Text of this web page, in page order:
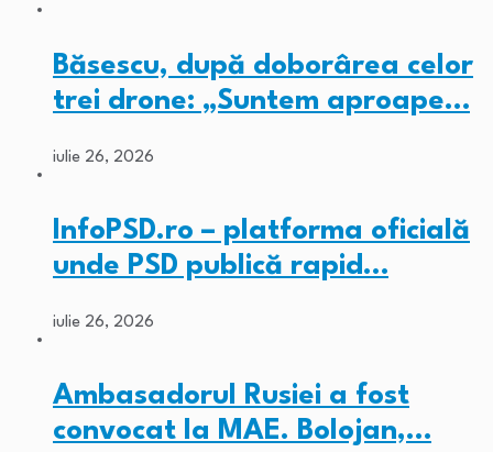
Băsescu, după doborârea celor
trei drone: „Suntem aproape…
iulie 26, 2026
InfoPSD.ro – platforma oficială
unde PSD publică rapid…
iulie 26, 2026
Ambasadorul Rusiei a fost
convocat la MAE. Bolojan,…